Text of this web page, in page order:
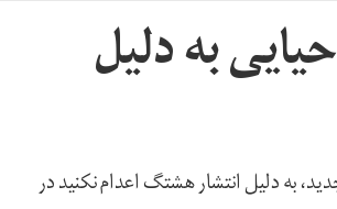
به دلیل
به دلیل انتشار هشتگ اعدام نکنید در